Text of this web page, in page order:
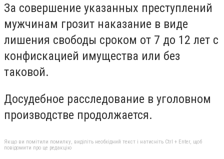
За совершение указанных преступлений
мужчинам грозит наказание в виде
лишения свободы сроком от 7 до 12 лет с
конфискацией имущества или без
таковой.
Досудебное расследование в уголовном
производстве продолжается.
Якщо ви помітили помилку, виділіть необхідний текст і натисніть Ctrl + Enter, щоб
повідомити про це редакцію